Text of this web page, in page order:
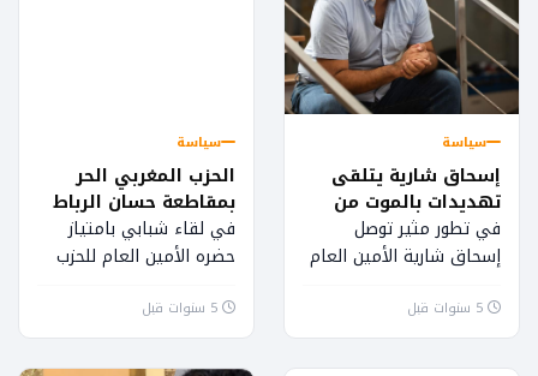
سياسة
إسحاق شارية يتلقى
تهديدات بالموت من
طرف متطرفين
في تطور مثير توصل
إسحاق شارية الأمين العام
والمرشح بدائرة الرباط
المحيط برسالة تهديد من
طرف أحد...
سياسة
الحزب المغربي الحر
بمقاطعة حسان الرباط
يقود معركة إنتخابية ضد
العثماني ووجوه
في لقاء شبابي بامتياز
حضره الأمين العام للحزب
حزب الأسد بمقاطعة حسان
الفاعل الجمعوي سيدي
محمد...